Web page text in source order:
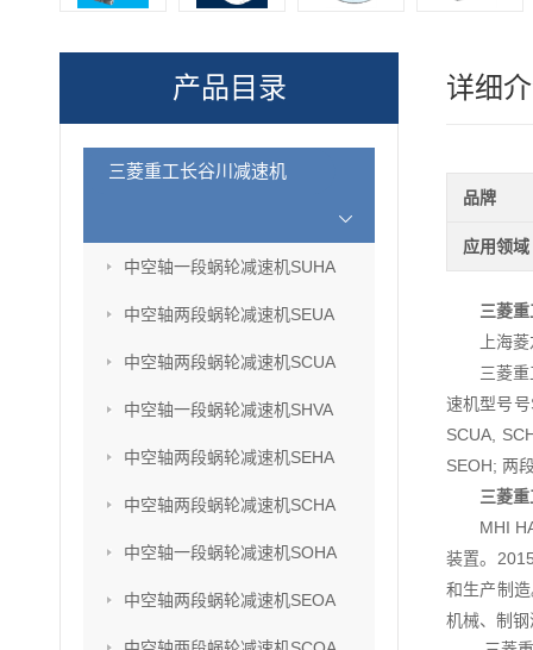
产品目录
三菱重工长谷川减速机
中空轴一段蜗轮减速机SUHA
中空轴两段蜗轮减速机SEUA
中空轴两段蜗轮减速机SCUA
中空轴一段蜗轮减速机SHVA
中空轴两段蜗轮减速机SEHA
中空轴两段蜗轮减速机SCHA
中空轴一段蜗轮减速机SOHA
中空轴两段蜗轮减速机SEOA
详细
品牌
应用领域
三菱
上海
三菱
速机型号
SCUA,
SEOH; 两
三菱
MHI
装置。
和生产制
机械、制